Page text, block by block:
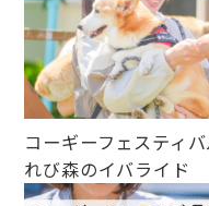
コーギーフェスティ
れび森のイバライド